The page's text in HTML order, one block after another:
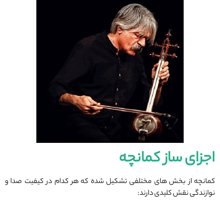
اجزای ساز کمانچه
کمانچه از بخش ‌های مختلفی تشکیل شده که هر کدام در کیفیت صدا و
نوازندگی نقش کلیدی دارند: